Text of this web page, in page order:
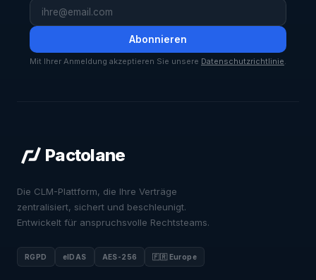
Abonnieren
Mit Ihrer Anmeldung akzeptieren Sie unsere Datenschutzrichtlinie.
Pactolane
Die CLM-Plattform, die Ihre Verträge
zentralisiert, sichert und beschleunigt.
Entwickelt für anspruchsvolle Rechtsteams.
RGPD eIDAS AES-256 🇫🇷 Europe